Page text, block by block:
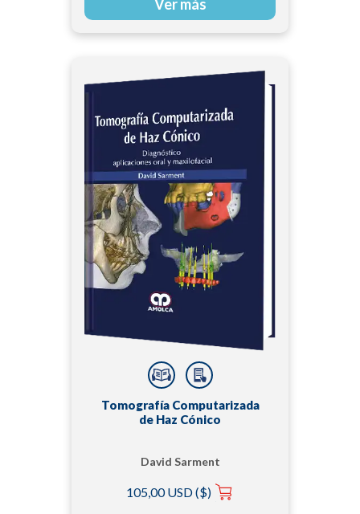
Ver más
Tomografía Computarizada
de Haz Cónico
David Sarment
105,00 USD ($)